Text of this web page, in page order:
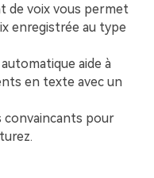
de voix vous permet
enregistrée au type
aide à
en texte avec un
pour